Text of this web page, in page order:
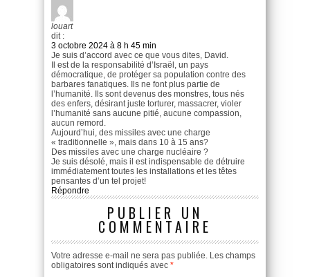
louart
dit :
3 octobre 2024 à 8 h 45 min
Je suis d’accord avec ce que vous dites, David.
Il est de la responsabilité d’Israël, un pays
démocratique, de protéger sa population contre des
barbares fanatiques. Ils ne font plus partie de
l’humanité. Ils sont devenus des monstres, tous nés
des enfers, désirant juste torturer, massacrer, violer
l’humanité sans aucune pitié, aucune compassion,
aucun remord.
Aujourd’hui, des missiles avec une charge
« traditionnelle », mais dans 10 à 15 ans?
Des missiles avec une charge nucléaire ?
Je suis désolé, mais il est indispensable de détruire
immédiatement toutes les installations et les têtes
pensantes d’un tel projet!
Répondre
PUBLIER UN
COMMENTAIRE
Votre adresse e-mail ne sera pas publiée. Les champs
obligatoires sont indiqués avec *